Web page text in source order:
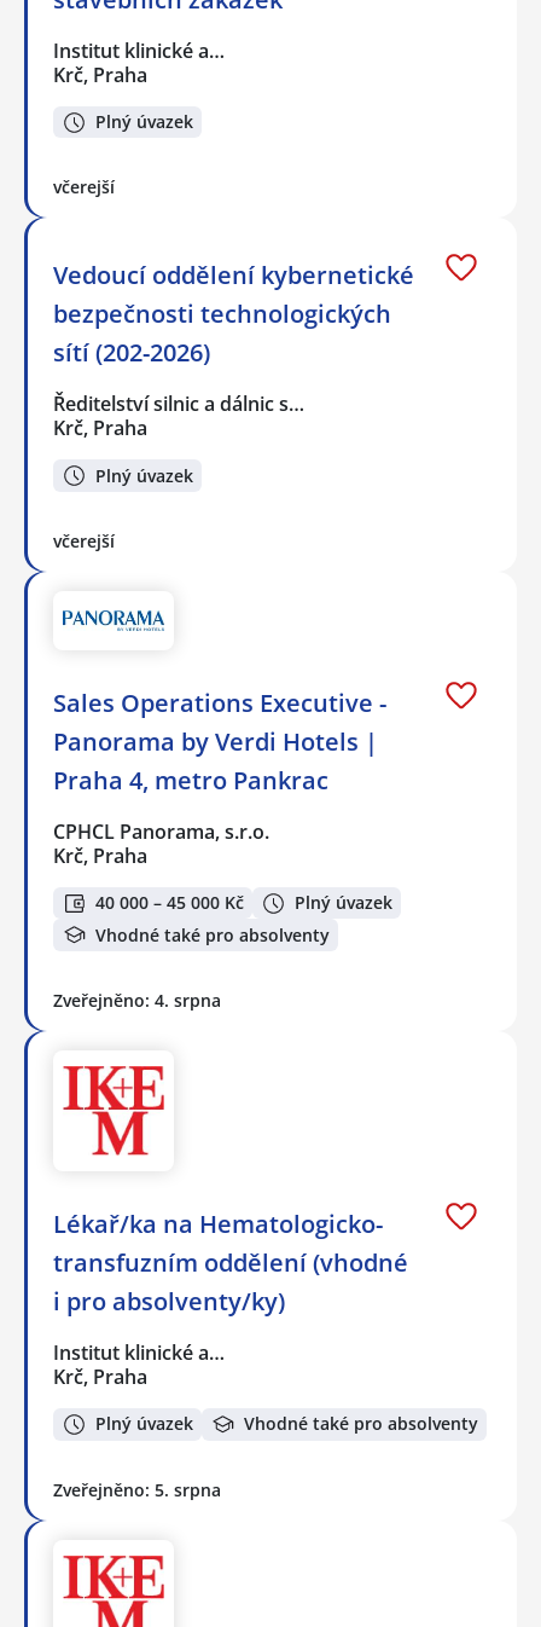
Institut klinické a…
Krč, Praha
Plný úvazek
včerejší
Vedoucí oddělení kybernetické
bezpečnosti technologických
sítí (202-2026)
Ředitelství silnic a dálnic s…
Krč, Praha
Plný úvazek
včerejší
Sales Operations Executive -
Panorama by Verdi Hotels |
Praha 4, metro Pankrac
CPHCL Panorama, s.r.o.
Krč, Praha
40 000 – 45 000 Kč
Plný úvazek
Vhodné také pro absolventy
Zveřejněno: 4. srpna
Lékař/ka na Hematologicko-
transfuzním oddělení (vhodné
i pro absolventy/ky)
Institut klinické a…
Krč, Praha
Plný úvazek Vhodné také pro absolventy
Zveřejněno: 5. srpna